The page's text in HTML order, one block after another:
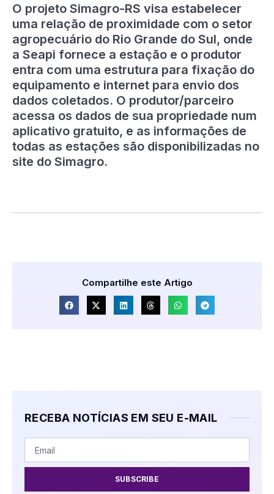
O projeto Simagro-RS visa estabelecer
uma relação de proximidade com o setor
agropecuário do Rio Grande do Sul, onde
a Seapi fornece a estação e o produtor
entra com uma estrutura para fixação do
equipamento e internet para envio dos
dados coletados. O produtor/parceiro
acessa os dados de sua propriedade num
aplicativo gratuito, e as informações de
todas as estações são disponibilizadas no
site do Simagro.
Compartilhe este Artigo
RECEBA NOTÍCIAS EM SEU E-MAIL
SUBSCRIBE